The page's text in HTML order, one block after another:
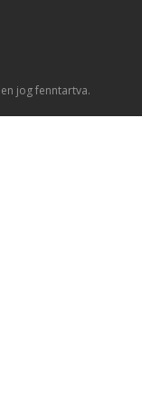
jog fenntartva.